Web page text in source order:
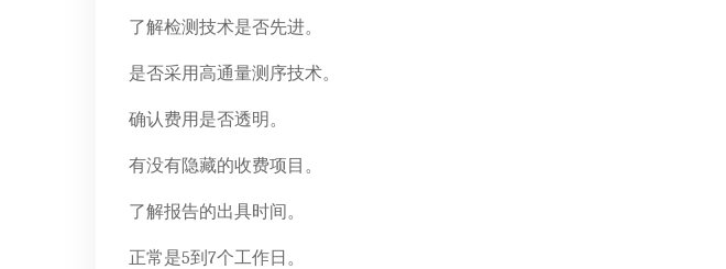
了解检测技术是否先进。
是否采用高通量测序技术。
确认费用是否透明。
有没有隐藏的收费项目。
了解报告的出具时间。
正常是5到7个工作日。